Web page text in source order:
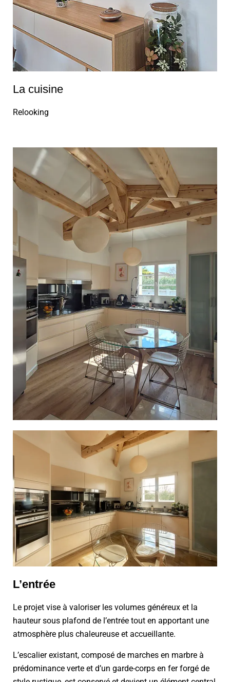
La cuisine
Relooking
L’entrée
Le projet vise à valoriser les volumes généreux et la
hauteur sous plafond de l’entrée tout en apportant une
atmosphère plus chaleureuse et accueillante.
L’escalier existant, composé de marches en marbre à
prédominance verte et d’un garde-corps en fer forgé de